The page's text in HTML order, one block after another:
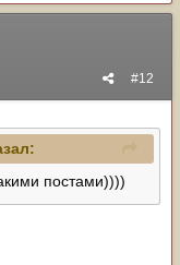
#12
постами))))